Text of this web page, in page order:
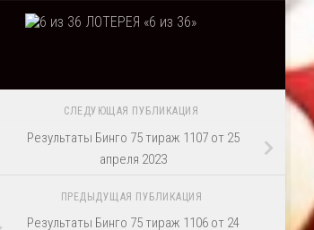
ЛОТЕРЕЯ «6 из 36»
СЛЕДУЮЩАЯ ПУБЛИКАЦИЯ
Результаты Бинго 75 тираж 1107 от 25
апреля 2023
ПРЕДЫДУЩАЯ ПУБЛИКАЦИЯ
Результаты Бинго 75 тираж 1106 от 24